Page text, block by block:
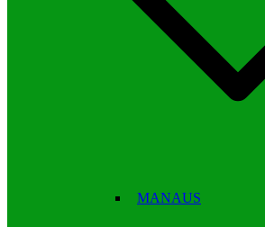
MANAUS